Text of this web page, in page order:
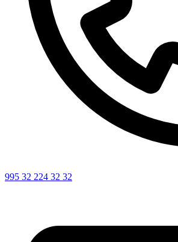
995 32 224 32 32